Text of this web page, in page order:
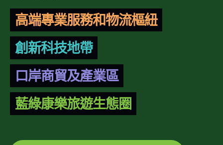
高端專業服務和物流樞紐
創新科技地帶
口岸商貿及產業區
藍綠康樂旅遊生態圈